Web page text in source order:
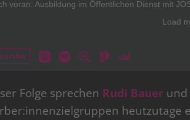
Folge sprechen Rudi Bauer